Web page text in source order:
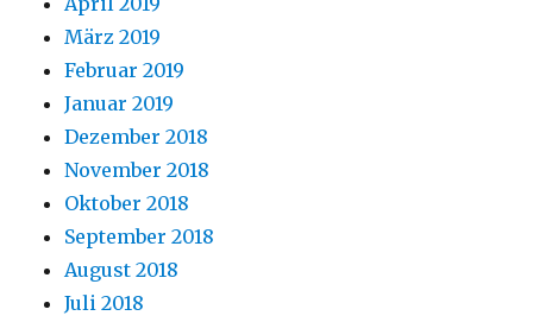
März 2019
Februar 2019
Januar 2019
Dezember 2018
November 2018
Oktober 2018
September 2018
August 2018
Juli 2018